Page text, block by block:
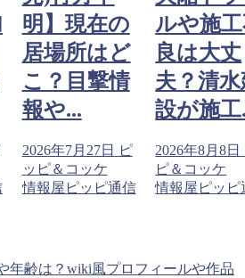
明】現在の
居場所はど
こ？目撃情
報や...
2026年7月27日
ピ
ッピ＆コッケ
情報屋ピッピ通信
ルや施
良は大丈
夫？清
設が施工
2026年8月8日
ピ＆コッケ
情報屋ピッピ
年齢は？wiki風プロフィールや作品